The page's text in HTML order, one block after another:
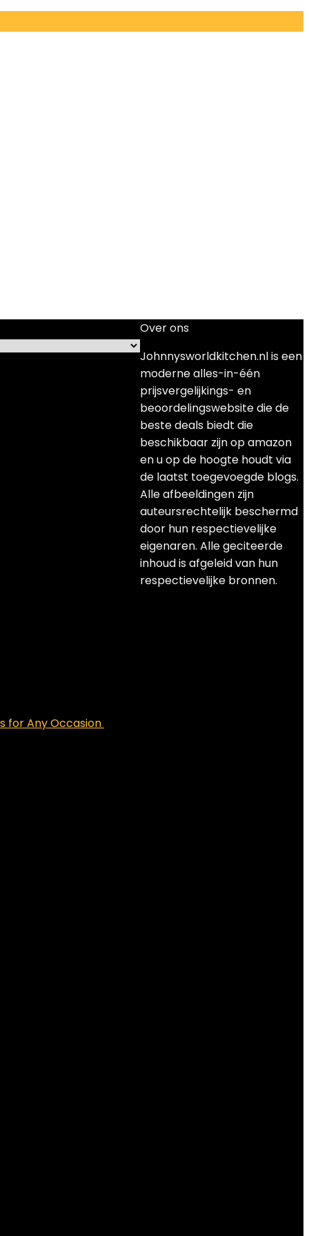
for Any Occasion
Over ons
Johnnysworldkitchen.nl is een
moderne alles-in-één
prijsvergelijkings- en
beoordelingswebsite die de
beste deals biedt die
beschikbaar zijn op amazon
en u op de hoogte houdt via
de laatst toegevoegde blogs.
Alle afbeeldingen zijn
auteursrechtelijk beschermd
door hun respectievelijke
eigenaren. Alle geciteerde
inhoud is afgeleid van hun
respectievelijke bronnen.